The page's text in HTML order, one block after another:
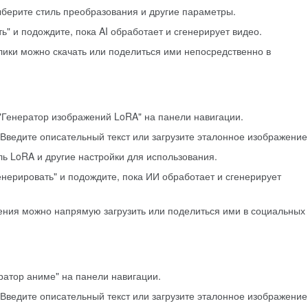
стиль преобразования и другие параметры.
и подождите, пока AI обработает и сгенерирует видео.
можно скачать или поделиться ими непосредственно в
изображений LoRA" на панели навигации.
описательный текст или загрузите эталонное
LoRA и другие настройки для использования.
и подождите, пока ИИ обработает и сгенерирует
можно напрямую загрузить или поделиться ими в социальных
аниме" на панели навигации.
описательный текст или загрузите эталонное